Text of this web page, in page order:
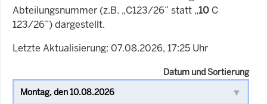
Abteilungsnummer (z.B. „C123/26” statt „10 C
123/26”) dargestellt.
Letzte Aktualisierung: 07.08.2026, 17:25 Uhr
Datum und Sortierung